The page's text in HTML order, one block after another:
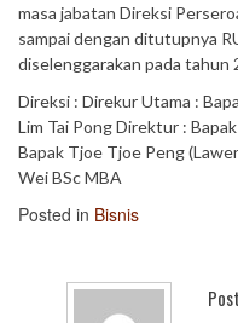
masa jabatan Direksi
sampai dengan ditutupnya
diselenggarakan pada tahun
Direksi : Direkur Utama :
Lim Tai Pong Direktur :
Bapak Tjoe Tjoe Peng
Wei BSc MBA
Posted in Bisnis